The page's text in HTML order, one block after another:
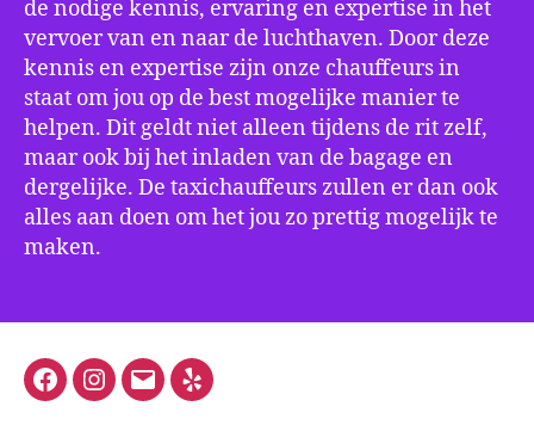
de nodige kennis, ervaring en expertise in het
vervoer van en naar de luchthaven. Door deze
kennis en expertise zijn onze chauffeurs in
staat om jou op de best mogelijke manier te
helpen. Dit geldt niet alleen tijdens de rit zelf,
maar ook bij het inladen van de bagage en
dergelijke. De taxichauffeurs zullen er dan ook
alles aan doen om het jou zo prettig mogelijk te
maken.
FacebookInstagram
E-
Yelp